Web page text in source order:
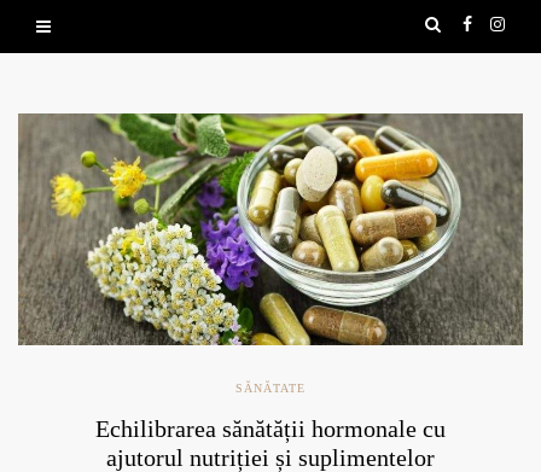
SĂNĂTATE
Echilibrarea sănătății hormonale cu
ajutorul nutriției și suplimentelor